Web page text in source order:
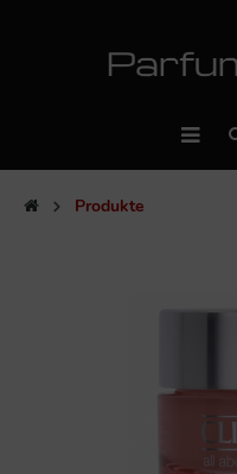
Produkte